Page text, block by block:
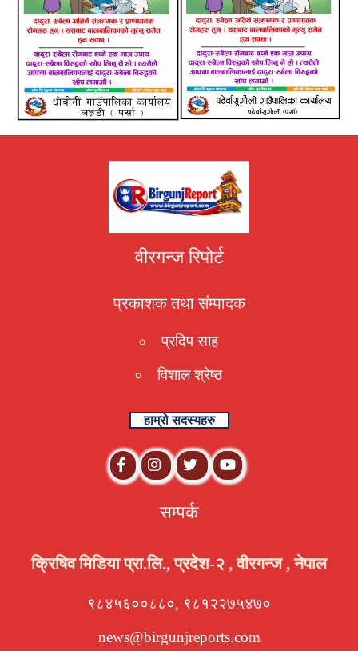
वीरगन्ज रिपोर्ट
प्रकाशक तथा संम्पादक
प्रदिप साह
विशाल श्रेष्ठ
हाम्रो सदस्यहरु
सम्पर्क
क्रिषिव मिडिया प्रा.लि., प्रदेश-२ , वीरगन्ज , नेपाल
९८४५६००८८०, ९८१२२७५४७०
news@birgunjreports.com